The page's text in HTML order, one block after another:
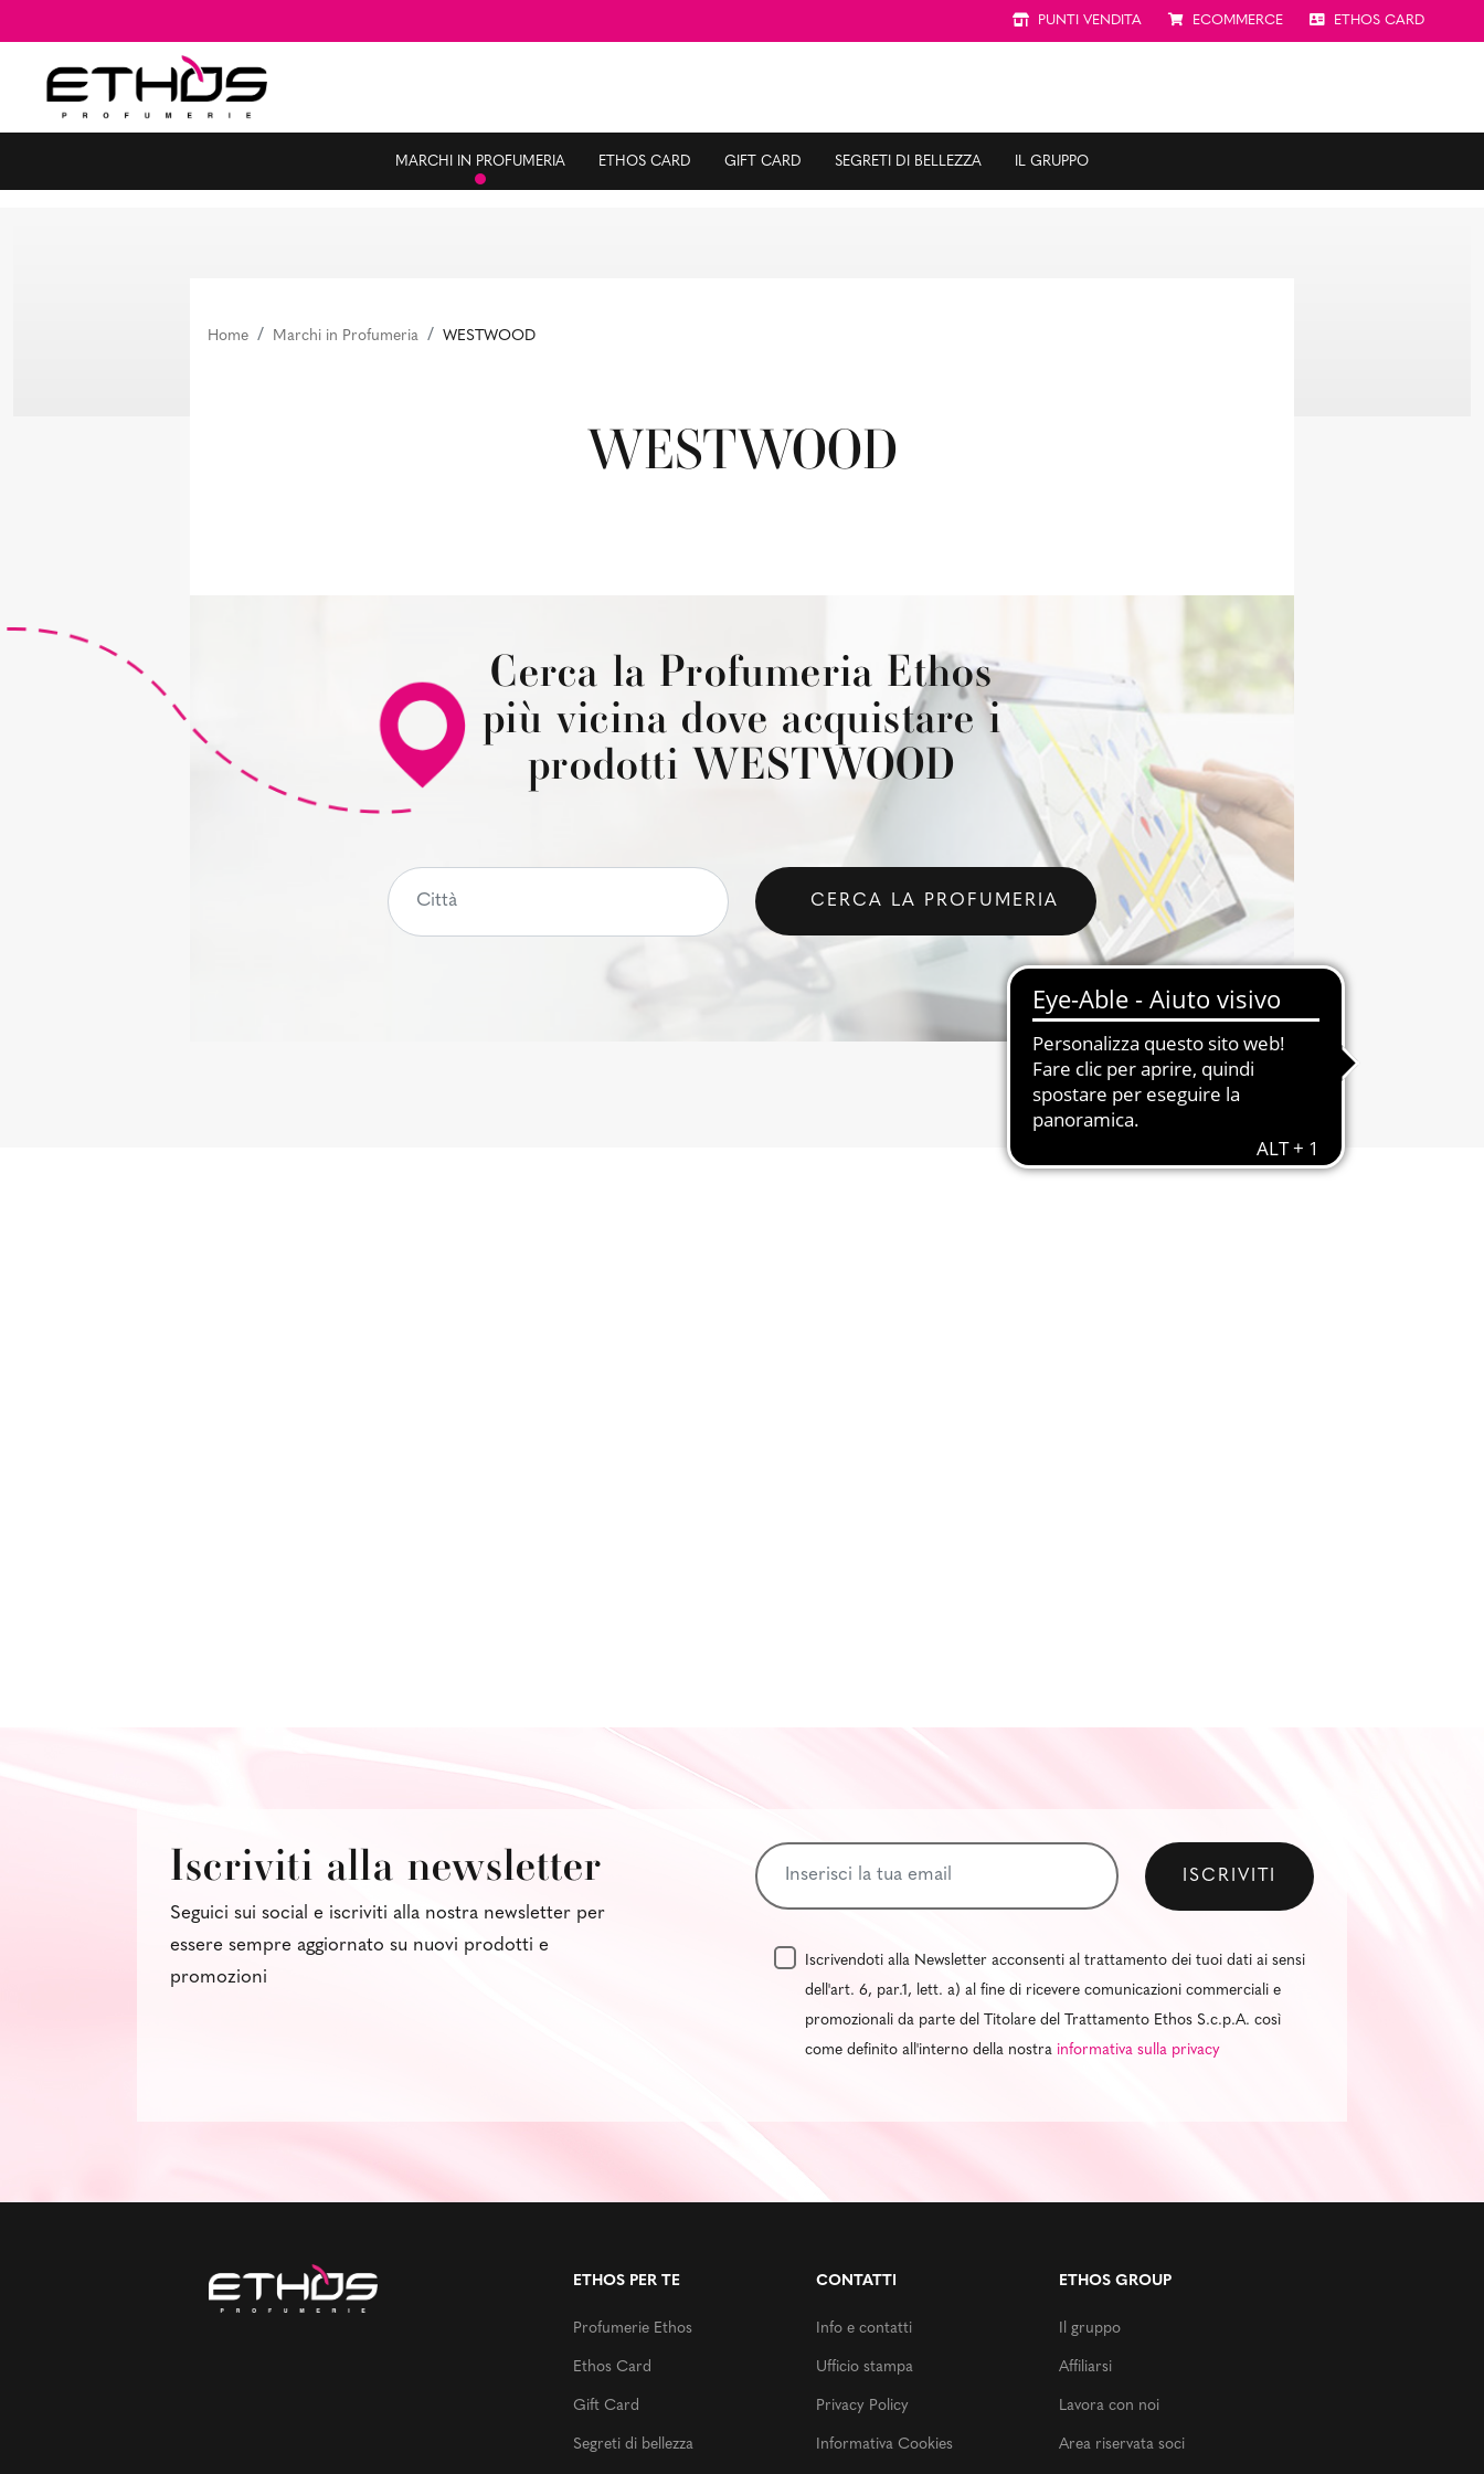
PUNTI VENDITA ECOMMERCE ETHOS CARD
MARCHI IN PROFUMERIA ETHOS CARD GIFT CARD SEGRETI DI BELLEZZA IL GRUPPO
Home Marchi in Profumeria WESTWOOD
WESTWOOD
Cerca la Profumeria Ethos
più vicina dove acquistare i
prodotti WESTWOOD
CERCA LA PROFUMERIA
Iscriviti alla newsletter
Seguici sui social e iscriviti alla nostra newsletter per
essere sempre aggiornato su nuovi prodotti e
promozioni
Iscrivendoti alla Newsletter acconsenti al trattamento dei tuoi dati ai sensi
dell'art. 6, par.1, lett. a) al fine di ricevere comunicazioni commerciali e
promozionali da parte del Titolare del Trattamento Ethos S.c.p.A. così
come definito all'interno della nostra informativa sulla privacy
ETHOS PER TE
Profumerie Ethos
Ethos Card
Gift Card
Segreti di bellezza
CONTATTI
Info e contatti
Ufficio stampa
Privacy Policy
Informativa Cookies
ETHOS GROUP
Il gruppo
Affiliarsi
Lavora con noi
Area riservata soci